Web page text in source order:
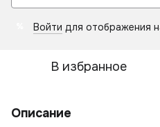
Войти для отображения
В избранное
Описание